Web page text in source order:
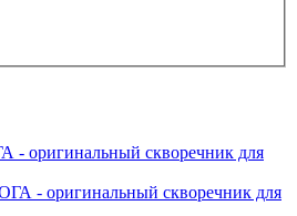
- оригинальный скворечник для